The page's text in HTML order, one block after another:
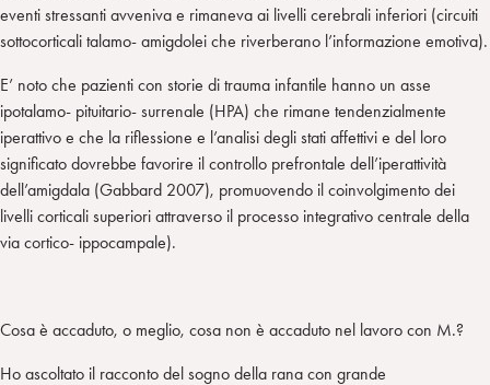
eventi stressanti avveniva e rimaneva ai livelli cerebrali inferiori (circuiti
sottocorticali talamo- amigdolei che riverberano l’informazione emotiva).
E’ noto che pazienti con storie di trauma infantile hanno un asse
ipotalamo- pituitario- surrenale (HPA) che rimane tendenzialmente
iperattivo e che la riflessione e l’analisi degli stati affettivi e del loro
significato dovrebbe favorire il controllo prefrontale dell’iperattività
dell’amigdala (Gabbard 2007), promuovendo il coinvolgimento dei
livelli corticali superiori attraverso il processo integrativo centrale della
via cortico- ippocampale).
Cosa è accaduto, o meglio, cosa non è accaduto nel lavoro con M.?
Ho ascoltato il racconto del sogno della rana con grande